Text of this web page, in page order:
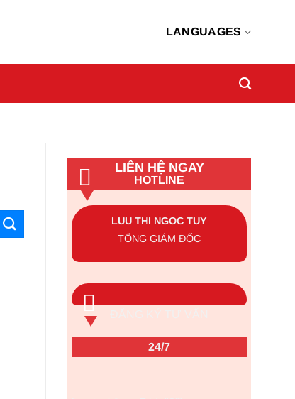
LANGUAGES
LIÊN HỆ NGAY
HOTLINE
LUU THI NGOC TUY
TỔNG GIÁM ĐỐC
24/7